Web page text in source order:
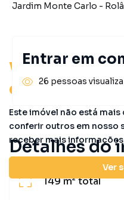
Você pode
Este imóvel não está
conferir outros em nosso
receber mais
Ver
Detalhes do
149 m²total
Jardim Monte Carlo -
Entrar em
26 pessoas